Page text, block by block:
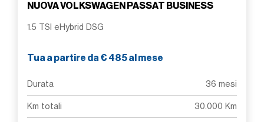
NUOVA VOLKSWAGEN PASSAT BUSINESS
1.5 TSI eHybrid DSG
Tua a partire da € 485 al mese
Durata 36 mesi
Km totali 30.000 Km